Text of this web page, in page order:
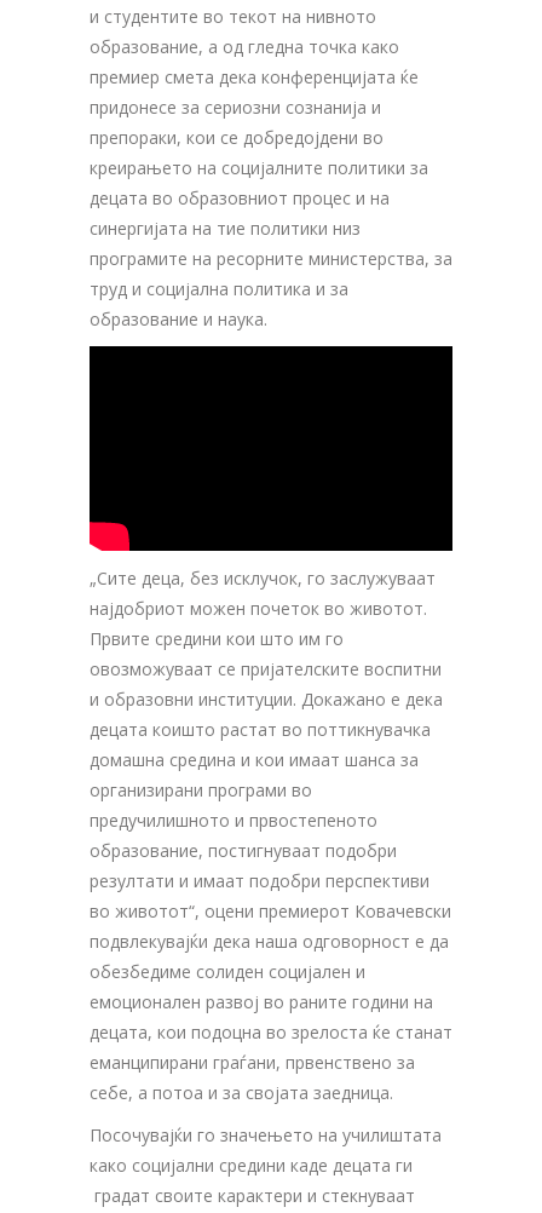
и студентите во текот на нивното
образование, а од гледна точка како
премиер смета дека конференцијата ќе
придонесе за сериозни сознанија и
препораки, кои се добредојдени во
креирањето на социјалните политики за
децата во образовниот процес и на
синергијата на тие политики низ
програмите на ресорните министерства, за
труд и социјална политика и за
образование и наука.
„Сите деца, без исклучок, го заслужуваат
најдобриот можен почеток во животот.
Првите средини кои што им го
овозможуваат се пријателските воспитни
и образовни институции. Докажано е дека
децата коишто растат во поттикнувачка
домашна средина и кои имаат шанса за
организирани програми во
предучилишното и првостепеното
образование, постигнуваат подобри
резултати и имаат подобри перспективи
во животот“, оцени премиерот Ковачевски
подвлекувајќи дека наша одговорност е да
обезбедиме солиден социјален и
емоционален развој во раните години на
децата, кои подоцна во зрелоста ќе станат
еманципирани граѓани, првенствено за
себе, а потоа и за својата заедница.
Посочувајќи го значењето на училиштата
како социјални средини каде децата ги
градат своите карактери и стекнуваат